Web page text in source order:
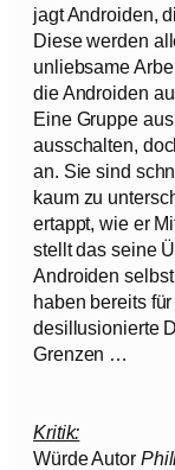
jagt Androiden,
Diese werden
unliebsame
die Androiden
Eine Gruppe
ausschalten,
an. Sie sind
kaum zu
ertappt, wie er
stellt das seine
Androiden
haben bereits
desillusionierte
Grenzen …
Kritik:
Würde Autor